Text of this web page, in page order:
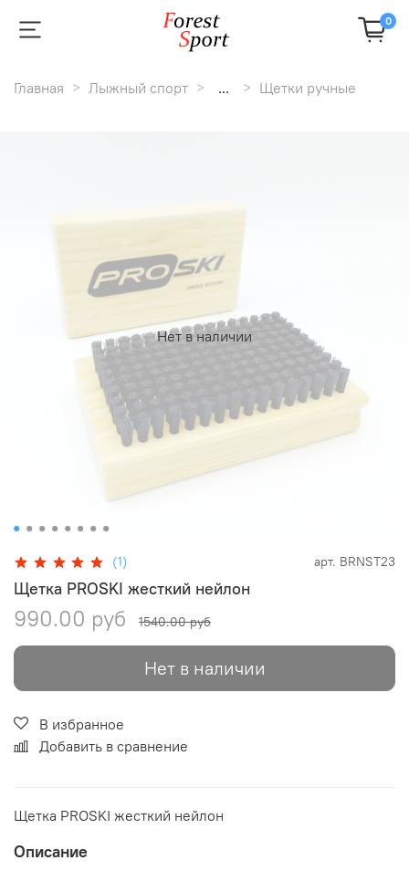
0
Главная Лыжный спорт ... Щетки ручные
Нет в наличии
(1) арт. BRNST23
Щетка PROSKI жесткий нейлон
990.00 руб 1540.00 руб
Нет в наличии
В избранное
Добавить в сравнение
Щетка PROSKI жесткий нейлон
Описание